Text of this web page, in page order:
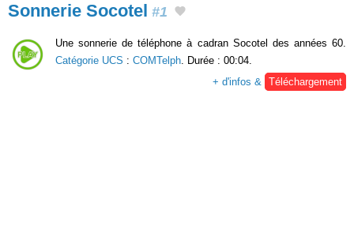
Sonnerie Socotel #1
Une sonnerie de téléphone à cadran Socotel des années 60.
Catégorie UCS : COMTelph . Durée : 00:04.
+ d'infos &
Téléchargement